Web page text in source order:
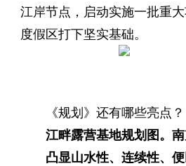
江岸节点，启动实施一批重
度假区打下坚实基础。
《规划》还有哪些亮点？
江畔露营基地规划图。
凸显山水性、连续性、